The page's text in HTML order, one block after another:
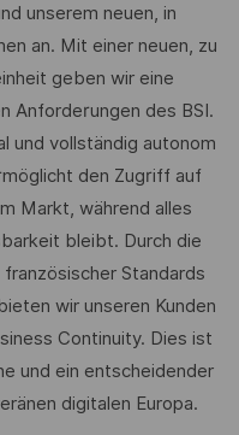
unserem neuen, in
an. Mit einer neuen, zu
geben wir eine
Anforderungen des BSI.
und vollständig autonom
den Zugriff auf
Markt, während alles
bleibt. Durch die
Standards
wir unseren Kunden
Continuity. Dies ist
und ein entscheidender
digitalen Europa.